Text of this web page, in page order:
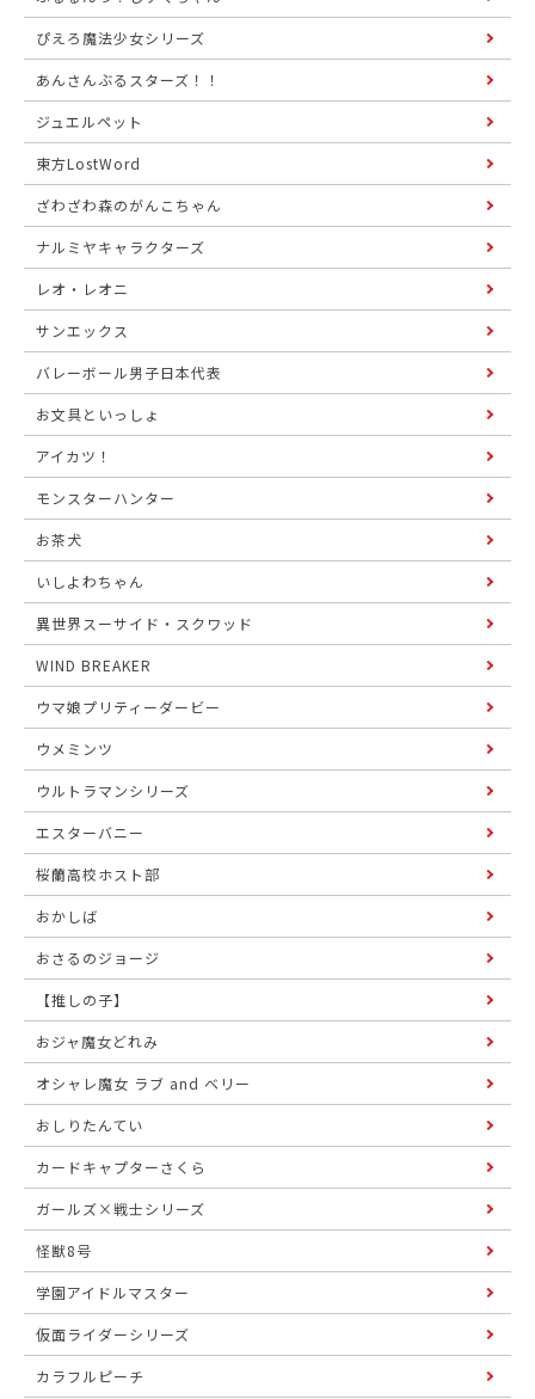
ぴえろ魔法少女シリーズ
あんさんぶるスターズ！！
ジュエルペット
東方LostWord
ざわざわ森のがんこちゃん
ナルミヤキャラクターズ
レオ・レオニ
サンエックス
バレーボール男子日本代表
お文具といっしょ
アイカツ！
モンスターハンター
お茶犬
いしよわちゃん
異世界スーサイド・スクワッド
WIND BREAKER
ウマ娘プリティーダービー
ウメミンツ
ウルトラマンシリーズ
エスターバニー
桜蘭高校ホスト部
おかしば
おさるのジョージ
【推しの子】
おジャ魔女どれみ
オシャレ魔女 ラブ and ベリー
おしりたんてい
カードキャプターさくら
ガールズ×戦士シリーズ
怪獣8号
学園アイドルマスター
仮面ライダーシリーズ
カラフルピーチ